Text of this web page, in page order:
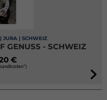
JURA | SCHWEIZ
GENUSS - SCHWEIZ
€